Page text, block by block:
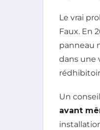
Le vrai
Faux. En
panneau
dans une
Un
avant